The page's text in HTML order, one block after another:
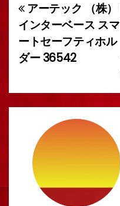
投
稿
ナ
ビ
ゲ
シ
ョ
アーテック （株）
インターベース スマ
ートセーフティホル
ダー 36542